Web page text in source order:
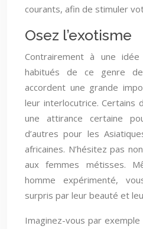
courants, afin de stimuler
Osez l’exotisme
Contrairement à une
habitués de ce genre
accordent une grande
leur interlocutrice. Certains
une attirance certaine
d’autres pour les
africaines. N’hésitez pas
aux femmes métisses.
homme expérimenté,
surpris par leur beauté et
Imaginez-vous par